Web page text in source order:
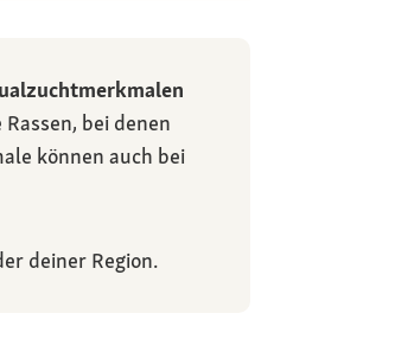
bei denen
können auch bei
deiner Region.